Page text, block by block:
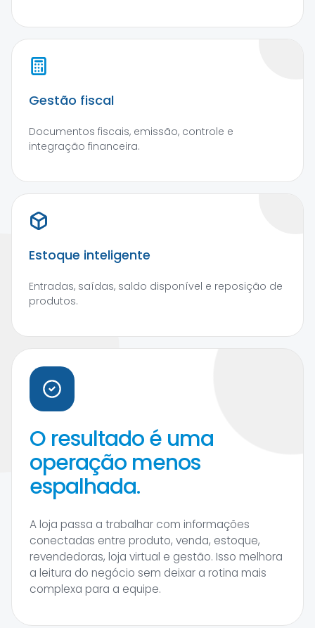
Gestão fiscal
Documentos fiscais, emissão, controle e
integração financeira.
Estoque inteligente
Entradas, saídas, saldo disponível e reposição de
produtos.
O resultado é uma
operação menos
espalhada.
A loja passa a trabalhar com informações
conectadas entre produto, venda, estoque,
revendedoras, loja virtual e gestão. Isso melhora
a leitura do negócio sem deixar a rotina mais
complexa para a equipe.